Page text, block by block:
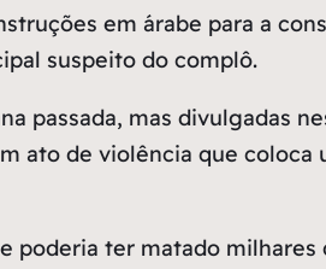
em árabe para a
suspeito do complô.
passada, mas divulgadas
ato de violência que coloca
ter matado milhares